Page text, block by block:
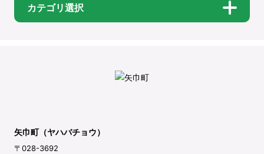
カテゴリ選択
矢巾町（ヤハバチョウ）
〒028-3692